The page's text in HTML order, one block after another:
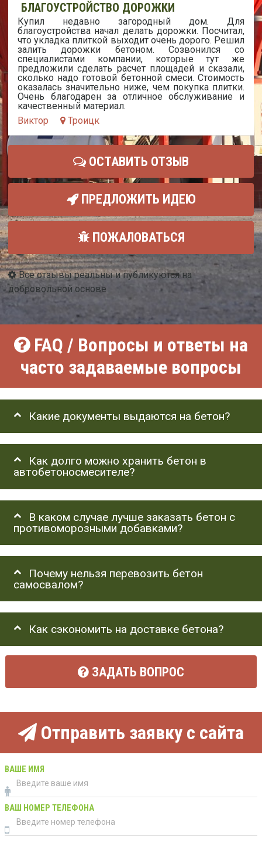
БЛАГОУСТРОЙСТВО ДОРОЖКИ
Купил недавно загородный дом. Для
благоустройства начал делать дорожки. Посчитал,
что укладка плиткой выходит очень дорого. Решил
залить дорожки бетоном. Созвонился со
специалистами компании, которые тут же
предложили сделать расчет площадей и сказали,
сколько надо готовой бетонной смеси. Стоимость
оказалась значительно ниже, чем покупка плитки.
Очень благодарен за отличное обслуживание и
качественный материал.
Виктор
Троицк
ОСТАВИТЬ ОТЗЫВ
ПРЕДЛОЖИТЬ ИДЕЮ
ПОЖАЛОВАТЬСЯ
Все отзывы реальны и публикуются на
добровольной основе
FAQ / Вопросы и ответы на
часто задаваемые вопросы
Какие документы выдаются на бетон?
Как долго можно хранить бетон в
автобетоносмесителе?
В каком случае лучше заказать бетон с
противоморозными добавками?
Почему нельзя перевозить бетон
самосвалом?
Как сэкономить на доставке бетона?
ЗАДАТЬ ВОПРОС
Отправить заявку с сайта
ВАШЕ ИМЯ
ВАШ НОМЕР ТЕЛЕФОНА